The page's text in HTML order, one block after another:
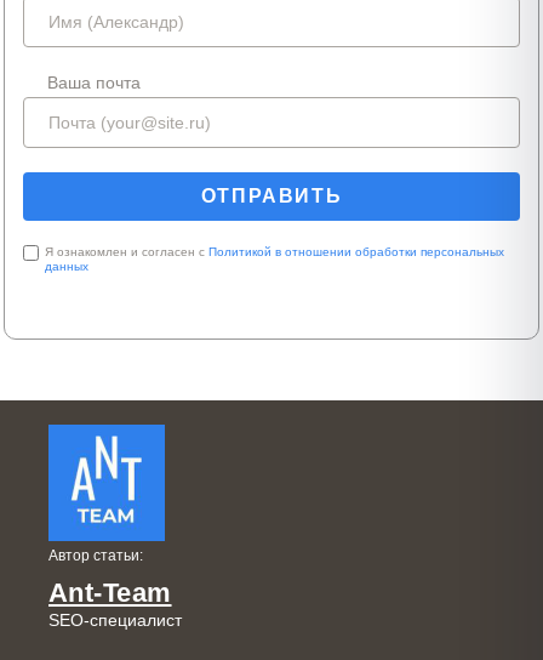
Ваша почта
Я ознакомлен и согласен с Политикой в отношении обработки персональных
данных
Автор статьи:
Ant-Team
SEO-специалист